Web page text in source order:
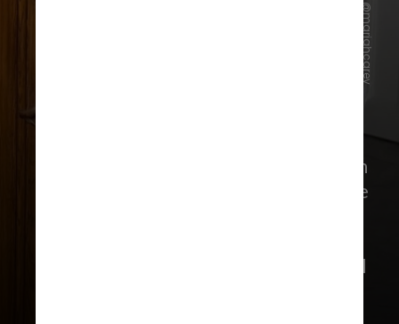
Naquele mesmo mês de 1999, Mariah
teve encontros com Xuxa Meneghel e
televisão de grande sucesso no Brasil
@mariahcarey